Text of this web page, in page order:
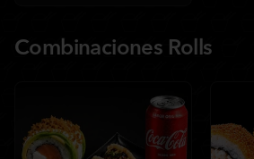
Combinaciones Rolls